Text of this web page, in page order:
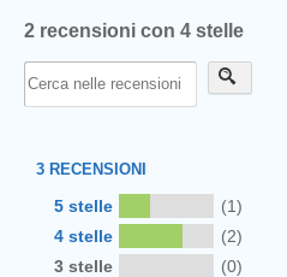
2 recensioni con 4 stelle
3 RECENSIONI
5 stelle
(1)
4 stelle
(2)
3 stelle
(0)